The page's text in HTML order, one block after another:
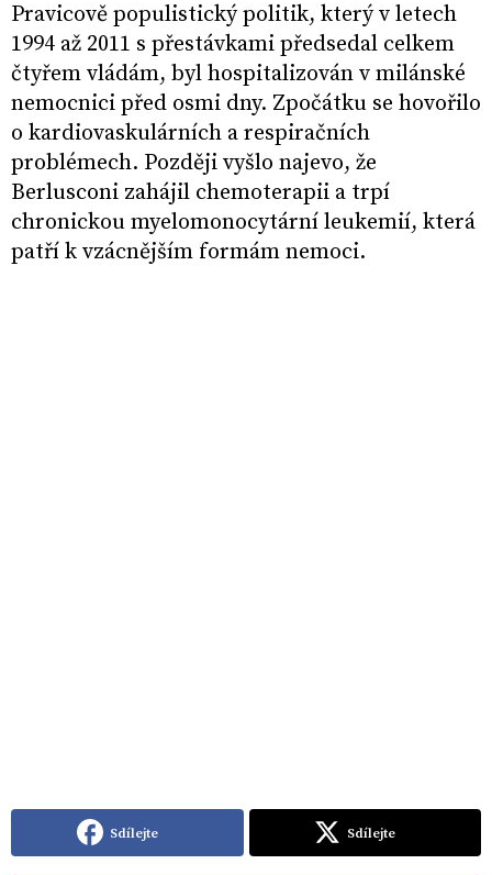
Pravicově populistický politik, který v letech
1994 až 2011 s přestávkami předsedal celkem
čtyřem vládám, byl hospitalizován v milánské
nemocnici před osmi dny. Zpočátku se hovořilo
o kardiovaskulárních a respiračních
problémech. Později vyšlo najevo, že
Berlusconi zahájil chemoterapii a trpí
chronickou myelomonocytární leukemií, která
patří k vzácnějším formám nemoci.
Sdílejte Sdílejte